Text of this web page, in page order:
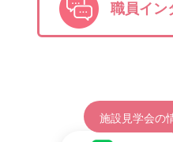
職員イン
施設見学会の